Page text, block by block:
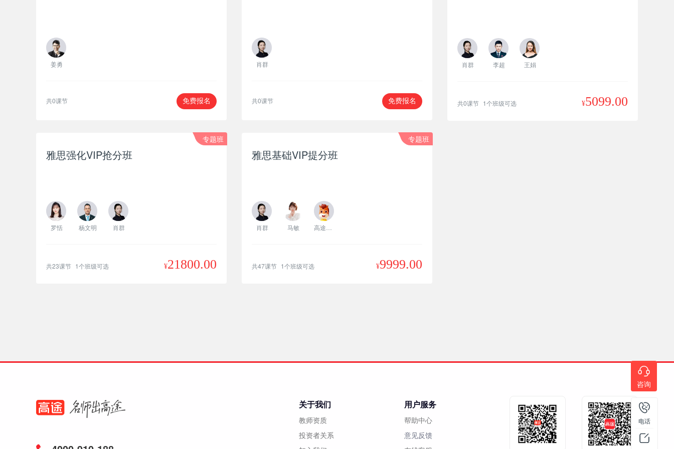
姜勇
共0课节 免费报名
肖群
共0课节 免费报名
肖群 李超 王娟
共0课节 1个班级可选 ¥5099.00
雅思强化VIP抢分班
罗恬 杨文明 肖群
共23课节 1个班级可选 ¥21800.00
专题班
雅思基础VIP提分班
肖群 马敏
共47课节 1个班级可选 ¥9999.00
专题班
咨询
电话
关于我们
教师资质
投资者关系
用户服务
帮助中心
意见反馈